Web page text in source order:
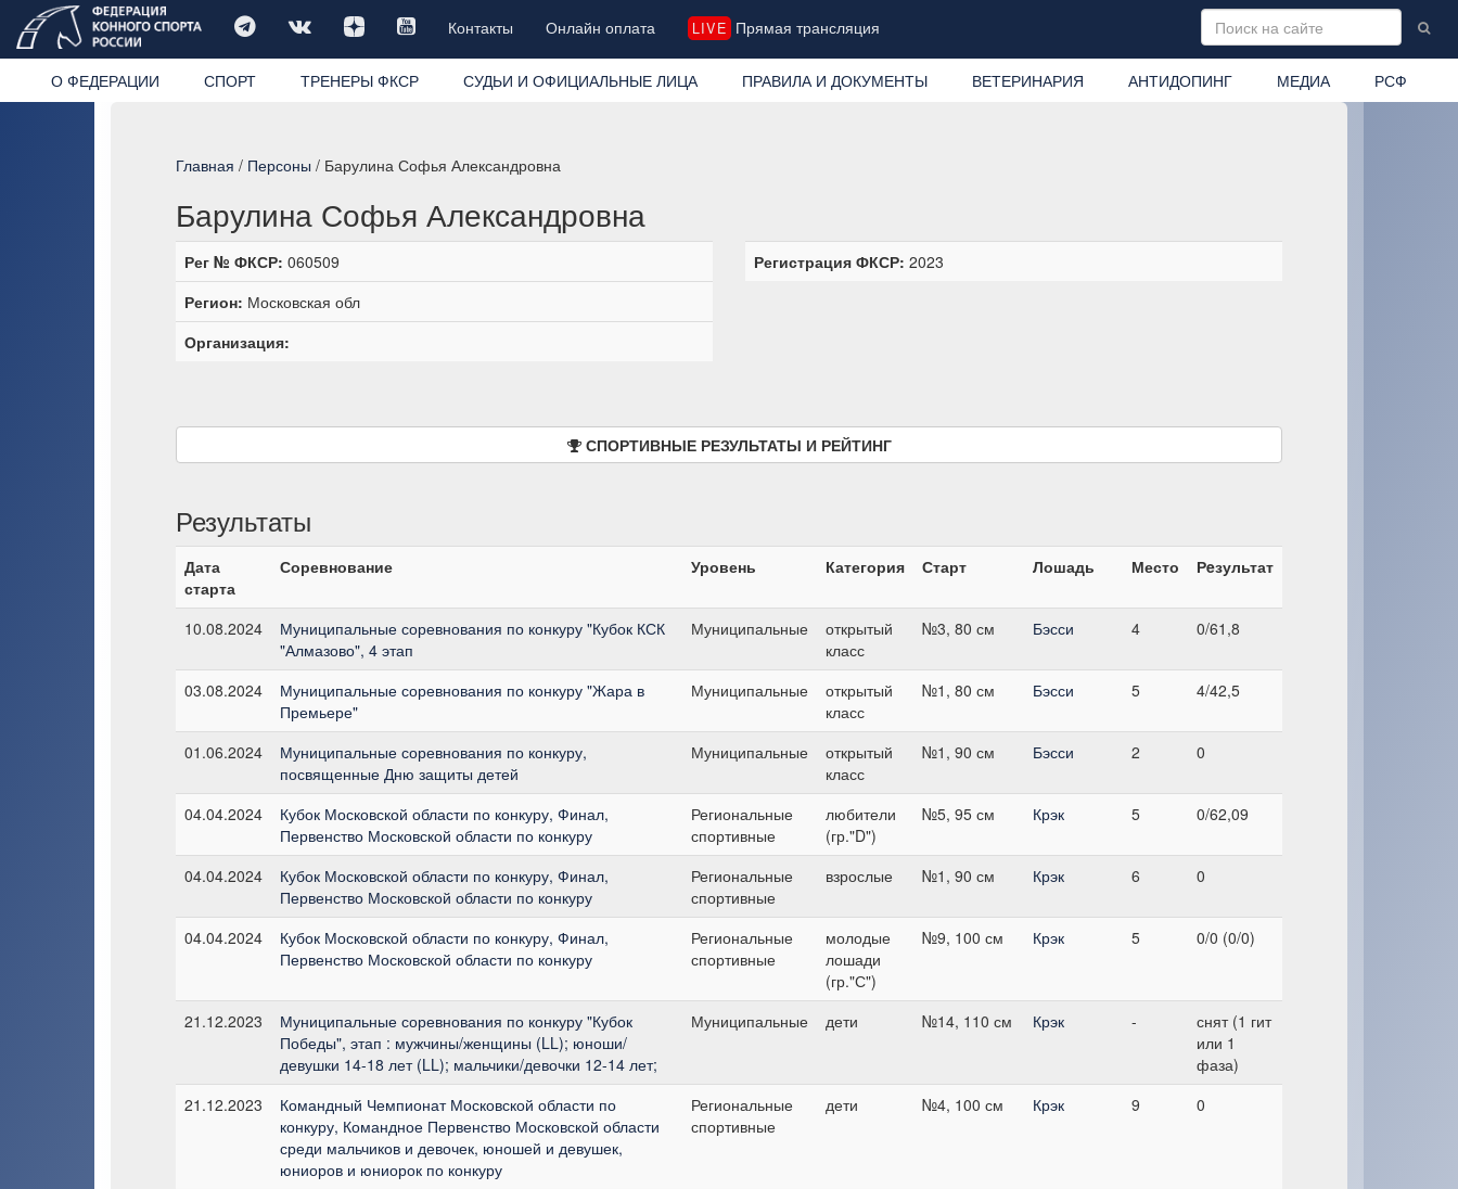
Контакты Онлайн оплата LIVE Прямая трансляция
О ФЕДЕРАЦИИ СПОРТ ТРЕНЕРЫ ФКСР СУДЬИ И ОФИЦИАЛЬНЫЕ ЛИЦА ПРАВИЛА И ДОКУМЕНТЫ ВЕТЕРИНАРИЯ АНТИДОПИНГ МЕДИА РСФ
Главная / Персоны / Барулина Софья Александровна
Барулина Софья Александровна
Рег № ФКСР: 060509
Регион: Московская обл
Организация:
Регистрация ФКСР: 2023
СПОРТИВНЫЕ РЕЗУЛЬТАТЫ И РЕЙТИНГ
Результаты
Дата
старта
Соревнование Уровень Категория Старт Лошадь Место Рeзультат
10.08.2024
Муниципальные соревнования по конкуру "Кубок КСК
"Алмазово", 4 этап
Муниципальные
открытый
класс
№3, 80 см Бэсси 4 0/61,8
03.08.2024
Муниципальные соревнования по конкуру "Жара в
Премьере"
Муниципальные
открытый
класс
№1, 80 см Бэсси 5 4/42,5
01.06.2024
Муниципальные соревнования по конкуру,
посвященные Дню защиты детей
Муниципальные
открытый
класс
№1, 90 см Бэсси 2 0
04.04.2024
Кубок Московской области по конкуру, Финал,
Первенство Московской области по конкуру
Региональные
спортивные
любители
(гр."D")
№5, 95 см Крэк 5 0/62,09
04.04.2024
Кубок Московской области по конкуру, Финал,
Первенство Московской области по конкуру
Региональные
спортивные
взрослые №1, 90 см Крэк 6 0
04.04.2024
Кубок Московской области по конкуру, Финал,
Первенство Московской области по конкуру
Региональные
спортивные
молодые
лошади
(гр."С")
№9, 100 см Крэк 5 0/0 (0/0)
21.12.2023
Муниципальные соревнования по конкуру "Кубок
Победы", этап : мужчины/женщины (LL); юноши/
девушки 14-18 лет (LL); мальчики/девочки 12-14 лет;
Муниципальные дети №14, 110 см Крэк -
снят (1 гит
или 1
фаза)
21.12.2023
Командный Чемпионат Московской области по
конкуру, Командное Первенство Московской области
среди мальчиков и девочек, юношей и девушек,
юниоров и юниорок по конкуру
Региональные
спортивные
дети №4, 100 см Крэк 9 0